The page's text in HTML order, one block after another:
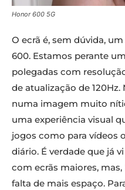
Honor 600 5G
O ecrã é, sem dúvida,
600. Estamos perante
polegadas com
de atualização de 120Hz.
numa imagem muito
uma experiência visual
jogos como para vídeos
diário. É verdade que já
com ecrãs maiores,
falta de mais espaço.